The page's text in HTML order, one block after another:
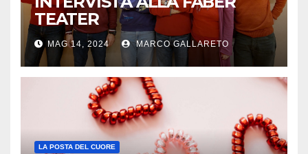
TEATER
MAG 14, 2024 MARCO GALLARETO
LA POSTA DEL CUORE